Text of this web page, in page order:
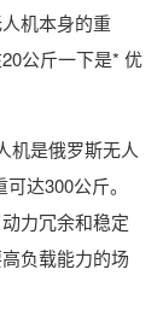
机本身的重
公斤一下是* 优
机是俄罗斯无人
达300公斤。
力冗余和稳定
负载能力的场